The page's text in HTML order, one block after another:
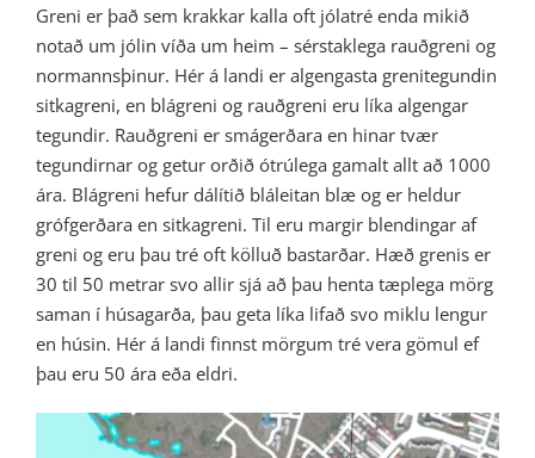
Greni er það sem krakkar kalla oft jólatré enda mikið
notað um jólin víða um heim – sérstaklega rauðgreni og
normannsþinur. Hér á landi er algengasta grenitegundin
sitkagreni, en blágreni og rauðgreni eru líka algengar
tegundir. Rauðgreni er smágerðara en hinar tvær
tegundirnar og getur orðið ótrúlega gamalt allt að 1000
ára. Blágreni hefur dálítið bláleitan blæ og er heldur
grófgerðara en sitkagreni. Til eru margir blendingar af
greni og eru þau tré oft kölluð bastarðar. Hæð grenis er
30 til 50 metrar svo allir sjá að þau henta tæplega mörg
saman í húsagarða, þau geta líka lifað svo miklu lengur
en húsin. Hér á landi finnst mörgum tré vera gömul ef
þau eru 50 ára eða eldri.